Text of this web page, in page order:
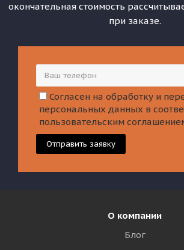
окончательная стоимость
при заказе.
Согласен на обработку и
персональных данных в
пользовательским
Отправить заявку
О компании
Блог